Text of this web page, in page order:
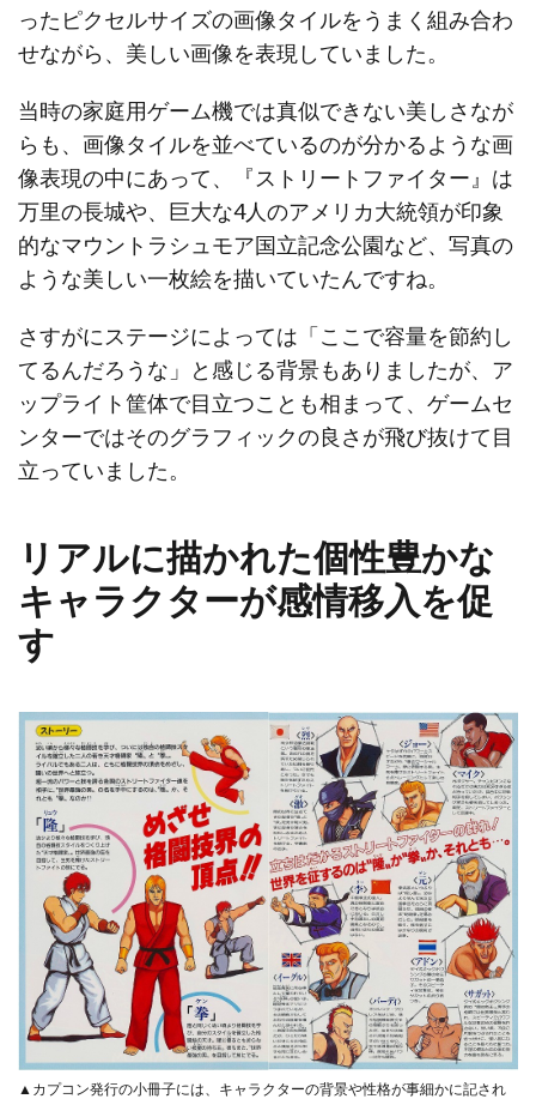
ったピクセルサイズの画像タイルをうまく組み合わ
せながら、美しい画像を表現していました。
当時の家庭用ゲーム機では真似できない美しさなが
らも、画像タイルを並べているのが分かるような画
像表現の中にあって、『ストリートファイター』は
万里の長城や、巨大な4人のアメリカ大統領が印象
的なマウントラシュモア国立記念公園など、写真の
ような美しい一枚絵を描いていたんですね。
さすがにステージによっては「ここで容量を節約し
てるんだろうな」と感じる背景もありましたが、ア
ップライト筐体で目立つことも相まって、ゲームセ
ンターではそのグラフィックの良さが飛び抜けて目
立っていました。
リアルに描かれた個性豊かな
キャラクターが感情移入を促
す
▲カプコン発行の小冊子には、キャラクターの背景や性格が事細かに記され